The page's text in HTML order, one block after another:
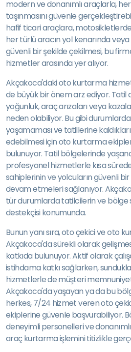
modern ve donanımlı araçlarla,
taşınmasını güvenle
hafif ticari araçlara,
her türlü aracın yol kenarında
güvenli bir şekilde çekilmesi, bu
hizmetler arasında yer alıyor.
Akçakoca'daki oto kurtarma
de büyük bir önem arz ediyor.
yoğunluk, araç arızaları veya
neden olabiliyor. Bu gibi
yaşamaması ve tatillerine
edebilmesi için oto kurtarma
bulunuyor. Tatil bölgelerinde
profesyonel hizmetlerle kısa
sahiplerinin ve yolcuların güvenli
devam etmeleri sağlanıyor.
tür durumlarda tatilcilerin ve bölge
destekçisi konumunda.
Bunun yanı sıra, oto çekici ve oto
Akçakoca'da sürekli olarak
katkıda bulunuyor. Aktif olarak
istihdama katkı sağlarken,
hizmetlerle de müşteri
Akçakoca'da yaşayan ya da bu
herkes, 7/24 hizmet veren oto
ekiplerine güvenle başvurabiliyor.
deneyimli personelleri ve
araç kurtarma işlemini titizlikle